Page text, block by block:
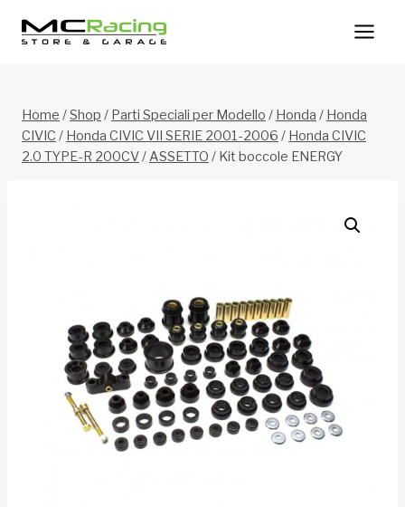
Home /Shop / Parti Speciali per Modello / Honda / Honda
CIVIC / Honda CIVIC VII SERIE 2001-2006 / Honda CIVIC
2.0 TYPE-R 200CV/ASSETTO / Kit boccole ENERGY